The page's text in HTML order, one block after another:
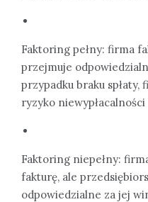
Faktoring pełny: firma
przejmuje
przypadku braku
ryzyko
Faktoring niepełny:
fakturę, ale
odpowiedzialne za jej